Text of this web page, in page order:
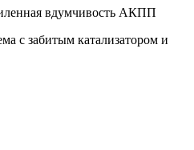
вдумчивость АКПП
с забитым катализатором и